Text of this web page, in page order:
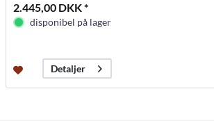
2.445,00 DKK *
disponibel på lager
Detaljer